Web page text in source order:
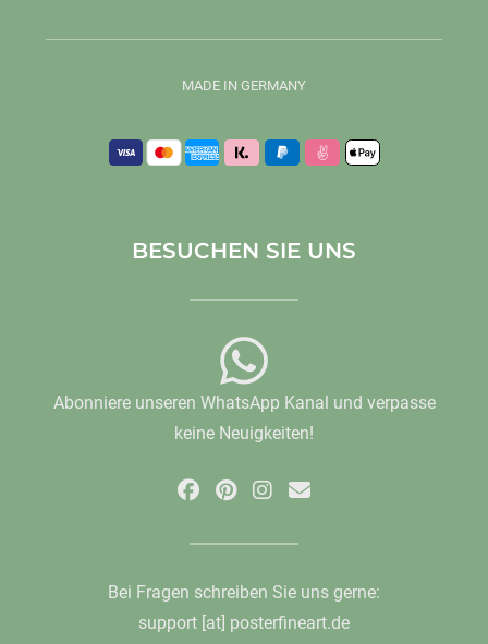
MADE IN GERMANY
BESUCHEN SIE UNS
Abonniere unseren WhatsApp Kanal und verpasse
keine Neuigkeiten!
Bei Fragen schreiben Sie uns gerne:
support [at] posterfineart.de